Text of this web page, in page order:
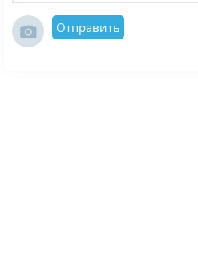
Отправить